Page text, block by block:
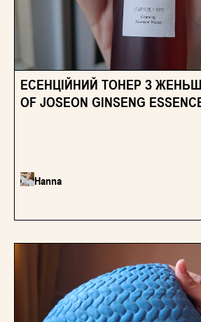
ЕСЕНЦІЙНИЙ ТОНЕР З
OF JOSEON GINSENG
Hanna